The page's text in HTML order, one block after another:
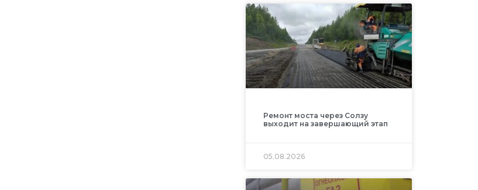
Ремонт моста через Солзу
выходит на завершающий этап
05.08.2026